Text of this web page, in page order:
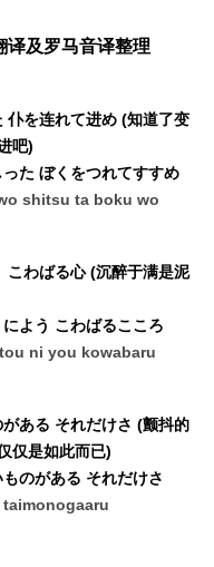
译及罗马音译整理
仆を连れて进め (知道了变
吧)
た ぼくをつれてすすめ
shitsu ta boku wo
こわばる心 (沉醉于满是泥
よう こわばるこころ
ni you kowabaru
ある それだけさ (颤抖的
仅是如此而已)
のがある それだけさ